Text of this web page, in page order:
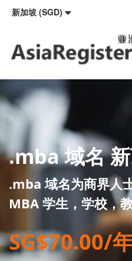
新加坡 (SGD)
.mba 域名
.mba 域名为商界人
MBA 学生，学校，
SG$70.00/